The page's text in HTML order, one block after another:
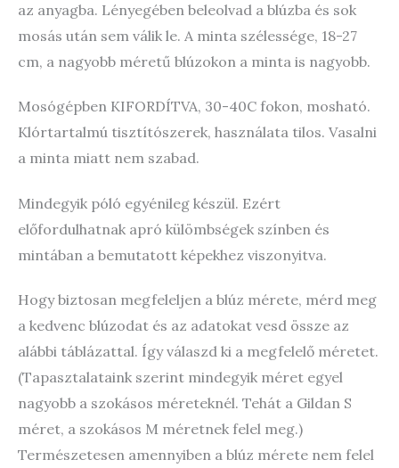
az anyagba. Lényegében beleolvad a blúzba és sok
mosás után sem válik le. A minta szélessége, 18-27
cm, a nagyobb méretű blúzokon a minta is nagyobb.
Mosógépben KIFORDÍTVA, 30-40C fokon, mosható.
Klórtartalmú tisztítószerek, használata tilos. Vasalni
a minta miatt nem szabad.
Mindegyik póló egyénileg készül. Ezért
előfordulhatnak apró külömbségek színben és
mintában a bemutatott képekhez viszonyitva.
Hogy biztosan megfeleljen a blúz mérete, mérd meg
a kedvenc blúzodat és az adatokat vesd össze az
alábbi táblázattal. Így válaszd ki a megfelelő méretet.
(Tapasztalataink szerint mindegyik méret egyel
nagyobb a szokásos méreteknél. Tehát a Gildan S
méret, a szokásos M méretnek felel meg.)
Természetesen amennyiben a blúz mérete nem felel